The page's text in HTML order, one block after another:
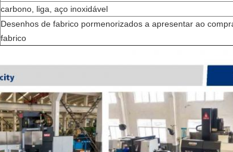
carbono, liga, aço inoxidável
Desenhos de fabrico pormenorizados a apresentar ao
fabrico